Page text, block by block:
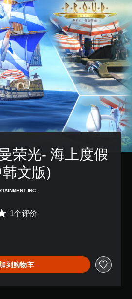
荣光- 海上度假
文版)
INC.
1个评价
到购物车